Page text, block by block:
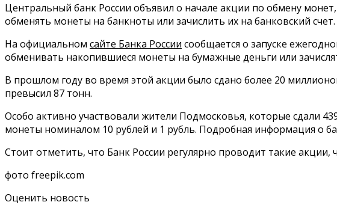
Центральный банк России объявил о начале акции по обмену
обменять монеты на банкноты или зачислить их на банковский счет.
На официальном сайте Банка России сообщается о запуске
обменивать накопившиеся монеты на бумажные деньги или
В прошлом году во время этой акции было сдано более 20
превысил 87 тонн.
Особо активно участвовали жители Подмосковья, которые сдали
монеты номиналом 10 рублей и 1 рубль. Подробная информация о
Стоит отметить, что Банк России регулярно проводит такие
фото freepik.com
Оценить новость